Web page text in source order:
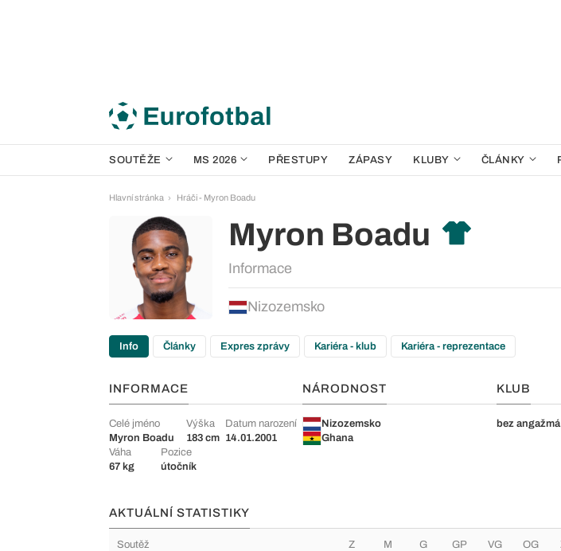
SOUTĚŽE MS 2026 PŘESTUPY ZÁPASY KLUBY ČLÁNKY
Hlavní stránka Hráči - Myron Boadu
Myron Boadu
Informace
Nizozemsko
Info Články Expres zprávy Kariéra - klub Kariéra - reprezentace
INFORMACE
Celé jméno
Myron Boadu
Výška
183 cm
Datum narození
14.01.2001
Váha
67 kg
Pozice
útočník
NÁRODNOST
Nizozemsko
Ghana
KLUB
bez angažmá
AKTUÁLNÍ STATISTIKY
Soutěž Z M G GP VG OG